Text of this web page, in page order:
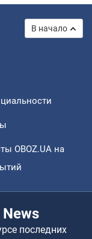
В начало
OBOZ.UA на
News
последних